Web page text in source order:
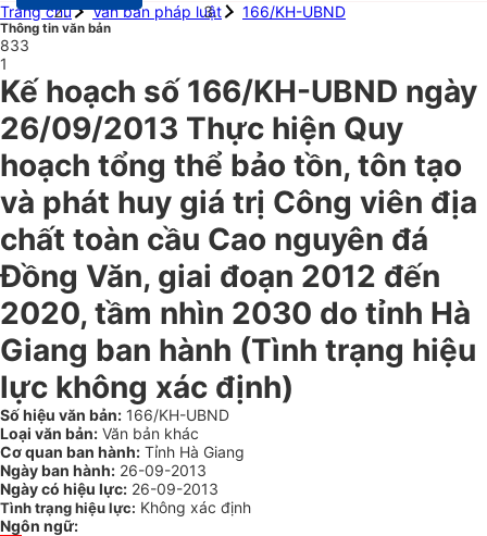
Trang chủ
Văn bản pháp luật 166/KH-UBND
Thông tin văn bản
833
1
Kế hoạch số 166/KH-UBND ngày
26/09/2013 Thực hiện Quy
hoạch tổng thể bảo tồn, tôn tạo
và phát huy giá trị Công viên địa
chất toàn cầu Cao nguyên đá
Đồng Văn, giai đoạn 2012 đến
2020, tầm nhìn 2030 do tỉnh Hà
Giang ban hành (Tình trạng hiệu
lực không xác định)
Số hiệu văn bản: 166/KH-UBND
Loại văn bản: Văn bản khác
Cơ quan ban hành: Tỉnh Hà Giang
Ngày ban hành: 26-09-2013
Ngày có hiệu lực: 26-09-2013
Tình trạng hiệu lực: Không xác định
Ngôn ngữ: